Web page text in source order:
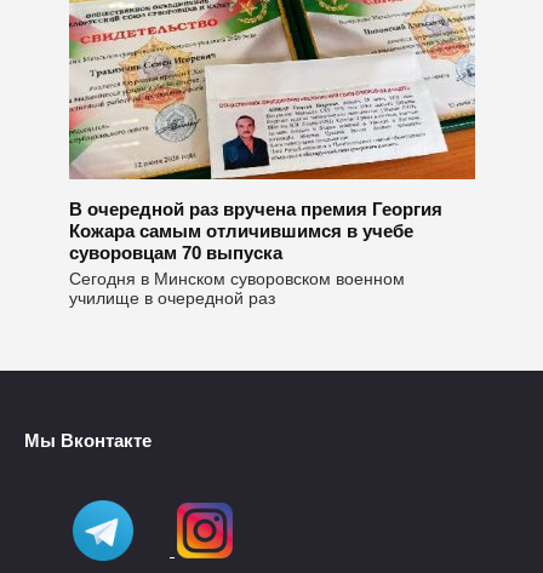
В очередной раз вручена премия Георгия
Кожара самым отличившимся в учебе
суворовцам 70 выпуска
Сегодня в Минском суворовском военном
училище в очередной раз
Мы Вконтакте